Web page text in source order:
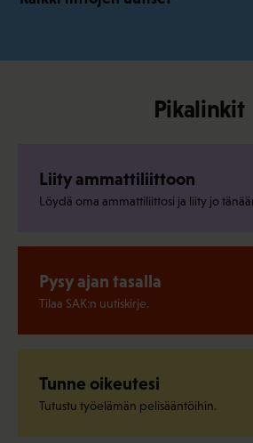
Pikalinkit
Liity ammattiliittoon
Löydä oma ammattiliittosi ja liity jo
Pysy ajan tasalla
Tilaa SAK:n uutiskirje.
Tunne oikeutesi
Tutustu työelämän pelisääntöihin.